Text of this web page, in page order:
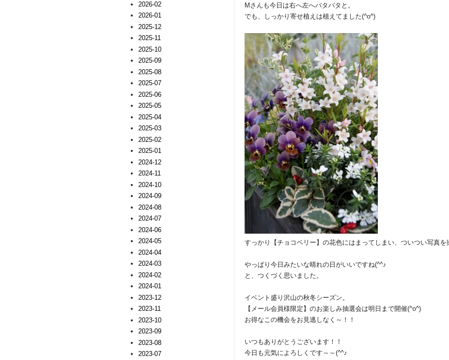
Mさんも今日は右へ左へバタバタと。
でも、しっかり寄せ植えは植えてました(^o^)
すっかり【チョコベリー】の花色にはまってしまい、ついつい写真を
やっぱり今日みたいな晴れの日がいいですね(^^♪
と、つくづく思いました。
イベント盛り沢山の秋冬シーズン。
【メール会員様限定】のお楽しみ抽選会は明日まで開催(^o^)
お得なこの機会をお見逃しなく～！！
いつもありがとうございます！！
今日も元気によろしくです～～(^^♪
2026-02
2026-01
2025-12
2025-11
2025-10
2025-09
2025-08
2025-07
2025-06
2025-05
2025-04
2025-03
2025-02
2025-01
2024-12
2024-11
2024-10
2024-09
2024-08
2024-07
2024-06
2024-05
2024-04
2024-03
2024-02
2024-01
2023-12
2023-11
2023-10
2023-09
2023-08
2023-07